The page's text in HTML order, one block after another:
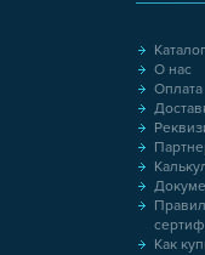
Каталог
О нас
Оплата
Как